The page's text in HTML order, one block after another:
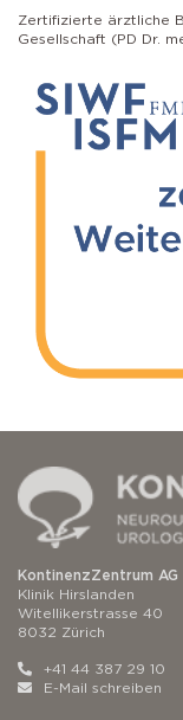
Zertifizierte ärztliche
Gesellschaft (PD Dr.
KontinenzZentrum AG
Klinik Hirslanden
Witellikerstrasse 40
8032 Zürich
+41 44 387 29 10
E-Mail schreiben